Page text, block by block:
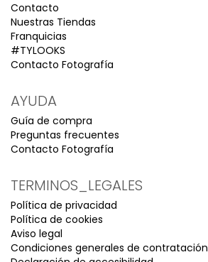
Contacto
Nuestras Tiendas
Franquicias
#TYLOOKS
Contacto Fotografía
AYUDA
Guía de compra
Preguntas frecuentes
Contacto Fotografía
TERMINOS_LEGALES
Política de privacidad
Política de cookies
Aviso legal
Condiciones generales de contratación